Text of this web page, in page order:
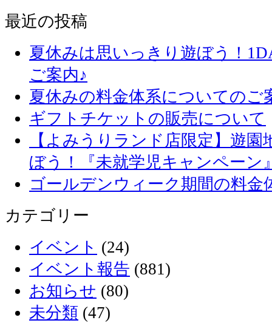
最近の投稿
夏休みは思いっきり遊ぼう！
ご案内♪
夏休みの料金体系についてのご
ギフトチケットの販売について
【よみうりランド店限定】遊
ぼう！『未就学児キャンペーン
ゴールデンウィーク期間の料金
カテゴリー
イベント (24)
イベント報告 (881)
お知らせ (80)
未分類 (47)